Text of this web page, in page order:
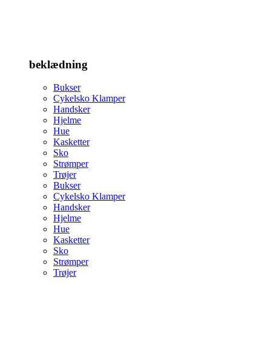
beklædning
Bukser
Cykelsko Klamper
Handsker
Hjelme
Hue
Kasketter
Sko
Strømper
Trøjer
Bukser
Cykelsko Klamper
Handsker
Hjelme
Hue
Kasketter
Sko
Strømper
Trøjer